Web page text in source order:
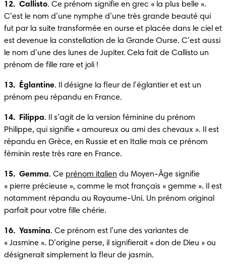
12.  Callisto. Ce prénom signifie en grec « la plus belle ».
C’est le nom d’une nymphe d’une très grande beauté qui
fut par la suite transformée en ourse et placée dans le ciel et
est devenue la constellation de la Grande Ourse. C’est aussi
le nom d’une des lunes de Jupiter. Cela fait de Callisto un
prénom de fille rare et joli !
13.  Églantine. Il désigne la fleur de l’églantier et est un
prénom peu répandu en France.
14.  Filippa. Il s’agit de la version féminine du prénom
Philippe, qui signifie « amoureux ou ami des chevaux ». Il est
répandu en Grèce, en Russie et en Italie mais ce prénom
féminin reste très rare en France.
15.  Gemma. Ce prénom italien du Moyen-Âge signifie
« pierre précieuse », comme le mot français « gemme ». Il est
notamment répandu au Royaume-Uni. Un prénom original
parfait pour votre fille chérie.
16.  Yasmina. Ce prénom est l’une des variantes de
« Jasmine ». D’origine perse, il signifierait « don de Dieu » ou
désignerait simplement la fleur de jasmin.